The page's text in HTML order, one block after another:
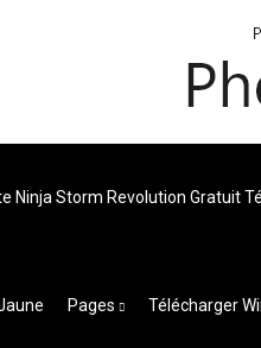
Ninja Storm Revolution Gratuit
Pages Télécharger